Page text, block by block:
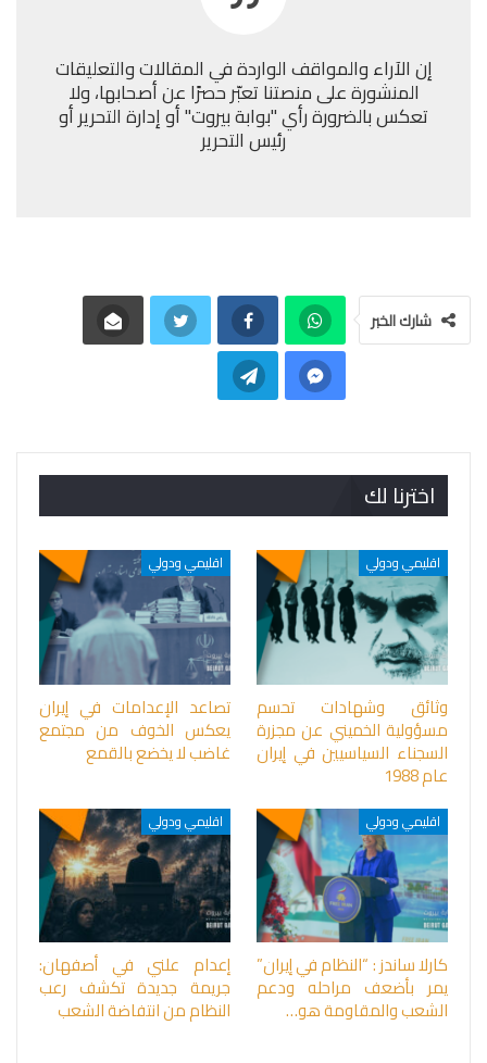
إن الآراء والمواقف الواردة في المقالات والتعليقات
المنشورة على منصتنا تعبّر حصرًا عن أصحابها، ولا
تعكس بالضرورة رأي "بوابة بيروت" أو إدارة التحرير أو
رئيس التحرير
شارك الخبر
اخترنا لك
اقليمي ودولي
وثائق وشهادات تحسم
مسؤولية الخميني عن مجزرة
السجناء السياسيين في إيران
عام 1988
اقليمي ودولي
تصاعد الإعدامات في إيران
يعكس الخوف من مجتمع
غاضب لا يخضع بالقمع
اقليمي ودولي
كارلا ساندز : “النظام في إيران”
يمر بأضعف مراحله ودعم
الشعب والمقاومة هو…
اقليمي ودولي
إعدام علني في أصفهان:
جريمة جديدة تكشف رعب
النظام من انتفاضة الشعب